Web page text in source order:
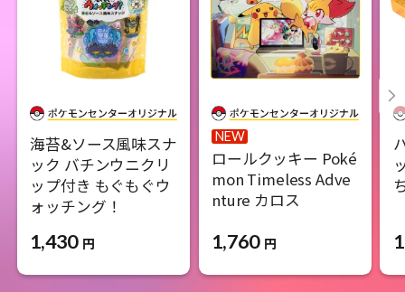
海苔&ソース風味スナ
ック バチンウニクリ
ップ付き もぐもぐウ
ォッチング！
1,430 円
NEW
ロールクッキー Poké
mon Timeless Adve
nture カロス
1,760 円